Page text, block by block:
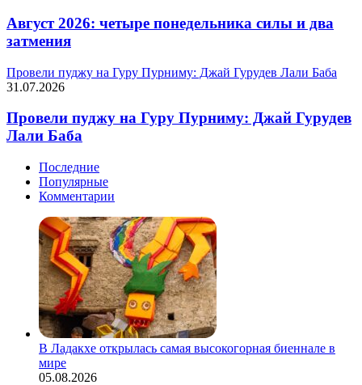
Август 2026: четыре понедельника силы и два
затмения
Провели пуджу на Гуру Пурниму: Джай Гурудев Лали Баба
31.07.2026
Провели пуджу на Гуру Пурниму: Джай Гурудев
Лали Баба
Последние
Популярные
Комментарии
В Ладакхе открылась самая высокогорная биеннале в
мире
05.08.2026